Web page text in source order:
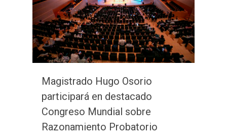
Magistrado Hugo Osorio
participará en destacado
Congreso Mundial sobre
Razonamiento Probatorio